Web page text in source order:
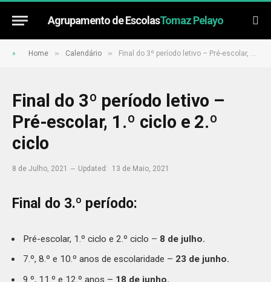
Agrupamento de EscolasTomaz Pelayo
» Home » Calendário » Final do 3º período letivo – Pré-escolar, 1.º ciclo e 2.º ciclo
Final do 3º período letivo –
Pré-escolar, 1.º ciclo e 2.º
ciclo
8 de Julho, 2021 Updated: 13 de Maio, 2021
Final do 3.º período:
Pré-escolar, 1.º ciclo e 2.º ciclo – 8 de julho.
7.º, 8.º e 10.º anos de escolaridade – 23 de junho.
9.º, 11.º e 12.º anos – 18 de junho.